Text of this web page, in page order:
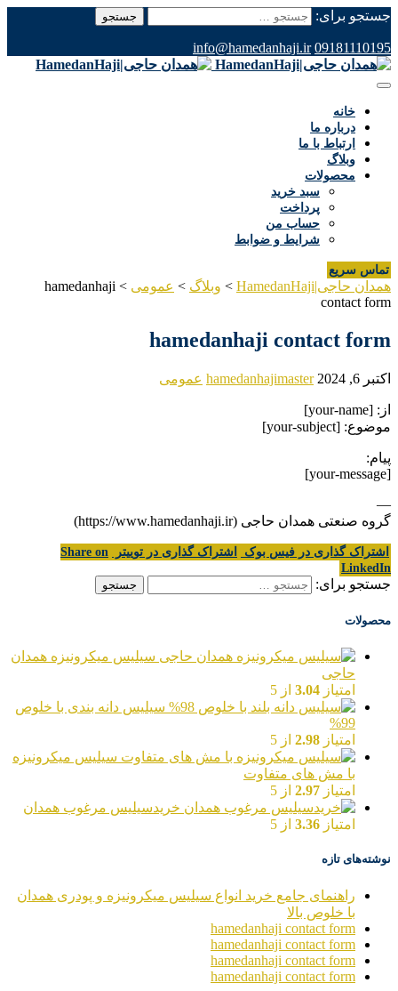
جستجو برای:
09181110195
info@hamedanhaji.ir
خانه
درباره ما
ارتباط با ما
وبلاگ
محصولات
سبد خرید
پرداخت
حساب من
شرایط و ضوابط
تماس سریع
همدان حاجی|HamedanHaji > وبلاگ > عمومی >
hamedanhaji
contact form
hamedanhaji contact form
اکتبر 6, 2024 hamedanhajimaster عمومی
از: [your-name]
موضوع: [your-subject]
پیام:
[your-message]
—
گروه صنعتی همدان حاجی (https://www.hamedanhaji.ir)
اشتراک گذاری در فیس بوک اشتراک گذاری در توییتر
Share on
LinkedIn
جستجو برای:
محصولات
سیلیس میکرونیزه همدان
حاجی
امتیاز 3.04 از 5
سیلیس دانه بندی با خلوص
99%
امتیاز 2.98 از 5
سیلیس میکرونیزه
با مش های متفاوت
امتیاز 2.97 از 5
خریدسیلیس مرغوب همدان
امتیاز 3.36 از 5
نوشته‌های تازه
راهنمای جامع خرید انواع سیلیس میکرونیزه و پودری همدان
با خلوص بالا
hamedanhaji contact form
hamedanhaji contact form
hamedanhaji contact form
hamedanhaji contact form